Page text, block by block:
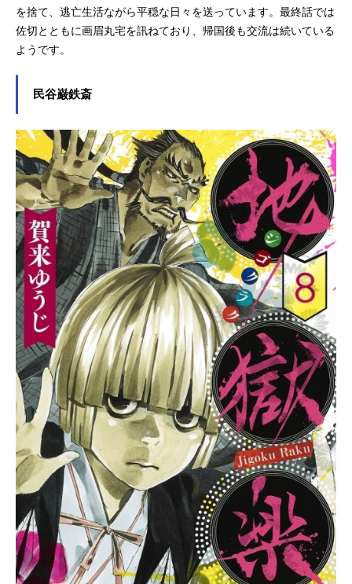
を捨て、逃亡生活ながら平穏な日々を送っています。最終話では
佐切とともに画眉丸宅を訊ねており、帰国後も交流は続いている
ようです。
民谷巌鉄斎